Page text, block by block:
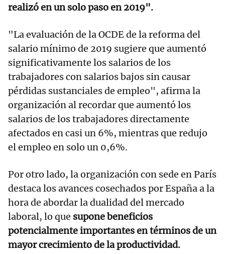
realizó en un solo paso en 2019".
"La evaluación de la OCDE de la reforma del
salario mínimo de 2019 sugiere que aumentó
significativamente los salarios de los
trabajadores con salarios bajos sin causar
pérdidas sustanciales de empleo", afirma la
organización al recordar que aumentó los
salarios de los trabajadores directamente
afectados en casi un 6%, mientras que redujo
el empleo en solo un 0,6%.
Por otro lado, la organización con sede en París
destaca los avances cosechados por España a la
hora de abordar la dualidad del mercado
laboral, lo que supone beneficios
potencialmente importantes en términos de un
mayor crecimiento de la productividad.